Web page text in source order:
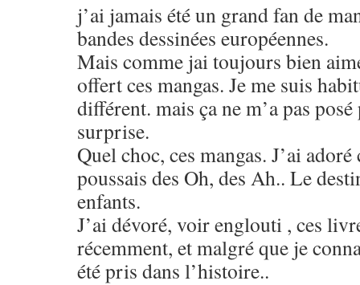
j’ai jamais été un grand fan de
bandes dessinées européennes.
Mais comme jai toujours bien
offert ces mangas. Je me suis
différent. mais ça ne m’a pas
surprise.
Quel choc, ces mangas. J’ai
poussais des Oh, des Ah.. Le
enfants.
J’ai dévoré, voir englouti , ces
récemment, et malgré que je
été pris dans l’histoire..